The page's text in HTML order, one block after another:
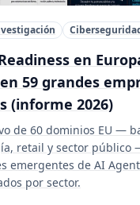
en
59 grandes
(informe 2026)
de 60 dominios EU —
retail y sector público
emergentes de AI
por sector.